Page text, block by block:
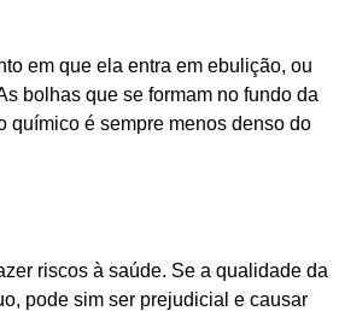
em que ela entra em ebulição, ou
bolhas que se formam no fundo da
químico é sempre menos denso do
riscos à saúde. Se a qualidade da
pode sim ser prejudicial e causar